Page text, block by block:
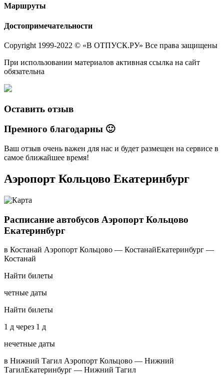
Маршруты
Достопримечательности
Copyright 1999-2022 © «В ОТПУСК.РУ» Все права защищены
При использовании материалов активная ссылка на сайт
обязательна
Оставить отзыв
Премного благодарны 🙂
Ваш отзыв очень важен для нас и будет размещен на сервисе в
самое ближайшее время!
Аэропорт Кольцово Екатеринбург
Расписание автобусов Аэропорт Кольцово
Екатеринбург
в Костанай Аэропорт Кольцово — КостанайЕкатеринбург —
Костанай
Найти билеты
четные даты
Найти билеты
1 д через 1 д
нечетные даты
в Нижний Тагил Аэропорт Кольцово — Нижний
ТагилЕкатеринбург — Нижний Тагил